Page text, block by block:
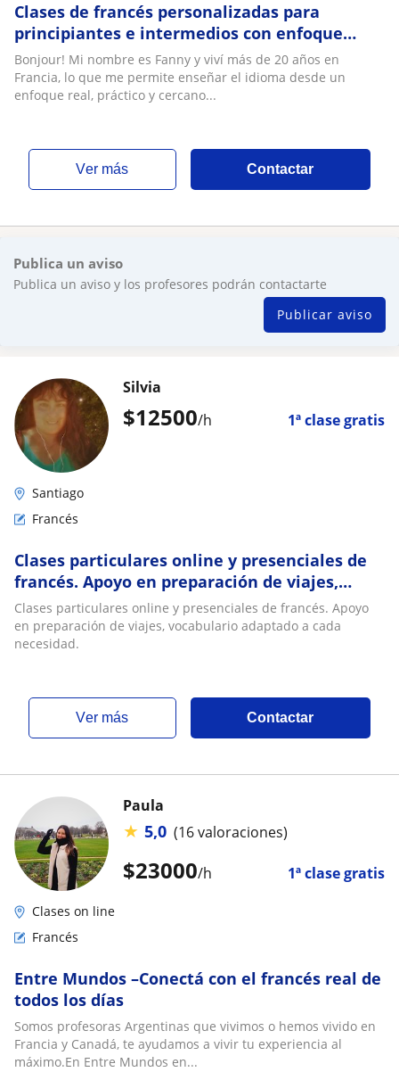
Clases de francés personalizadas para
principiantes e intermedios con enfoque
práctico
Bonjour! Mi nombre es Fanny y viví más de 20 años en
Francia, lo que me permite enseñar el idioma desde un
enfoque real, práctico y cercano...
ver más Contactar
Publica un aviso
Publica un aviso y los profesores podrán contactarte
Publicar aviso
$12500/h 1ª clase gratis
Silvia
Santiago
Francés
Clases particulares online y presenciales de
francés. Apoyo en preparación de viajes,
vocabulario adaptado a cada necesidad
Clases particulares online y presenciales de francés. Apoyo
en preparación de viajes, vocabulario adaptado a cada
necesidad.
ver más Contactar
$23000/h 1ª clase gratis
Paula
★ 5,0 (16 valoraciones)
Clases on line
Francés
Entre Mundos –Conectá con el francés real de
todos los días
Somos profesoras Argentinas que vivimos o hemos vivido en
Francia y Canadá, te ayudamos a vivir tu experiencia al
máximo.En Entre Mundos en...